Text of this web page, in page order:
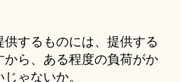
するものには、提供する
ら、ある程度の負荷がか
ゃないか。